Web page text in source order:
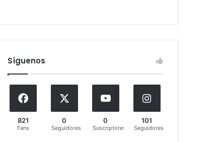
Síguenos
821
Fans
0
Seguidores
0
Suscriptores
101
Seguidores